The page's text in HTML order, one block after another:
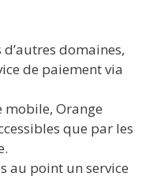
d’autres domaines,
de paiement via
mobile, Orange
que par les
au point un service